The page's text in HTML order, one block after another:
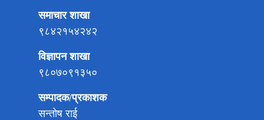
समाचार शाखा
९८४२१५४२४२
विज्ञापन शाखा
९८०७०९१३५०
सम्पादक/प्रकाशक
सन्तोष राई